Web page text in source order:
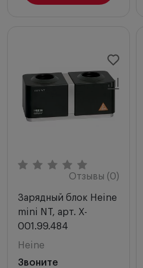
Отзывы (0)
Зарядный блок Heine
mini NT, арт. X-
001.99.484
Heine
Звоните